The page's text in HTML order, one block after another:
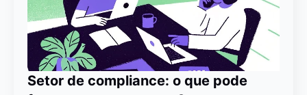
Setor de compliance: o que pode